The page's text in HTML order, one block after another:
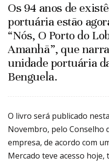
Os 94 anos de
portuária estão
“Nós, O Porto do
Amanhã”, que
unidade portuária
Benguela.
O livro será publicado
Novembro, pelo Conselho
empresa, de acordo com
Mercado teve acesso